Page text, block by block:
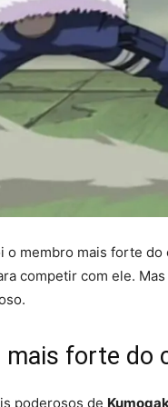
o membro mais forte
competir com ele. Mas
mais forte do
poderosos de